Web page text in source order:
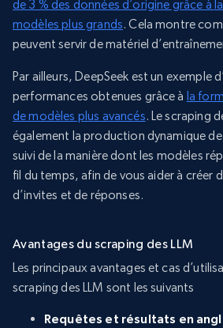
de 3 % des données d’origine grâce à
modèles plus grands. Cela montre
peuvent servir de matériel
Par ailleurs, DeepSeek est un exemple
performances obtenues grâce à la
de modèles plus avancés. Le scraping
également la production dynamique
suivi de la manière dont les modèles
fil du temps, afin de vous aider à créer
d’invites et de réponses.
Avantages du scraping des LLM
Les principaux avantages et cas
scraping des LLM sont les suivants
Requêtes et résultats en